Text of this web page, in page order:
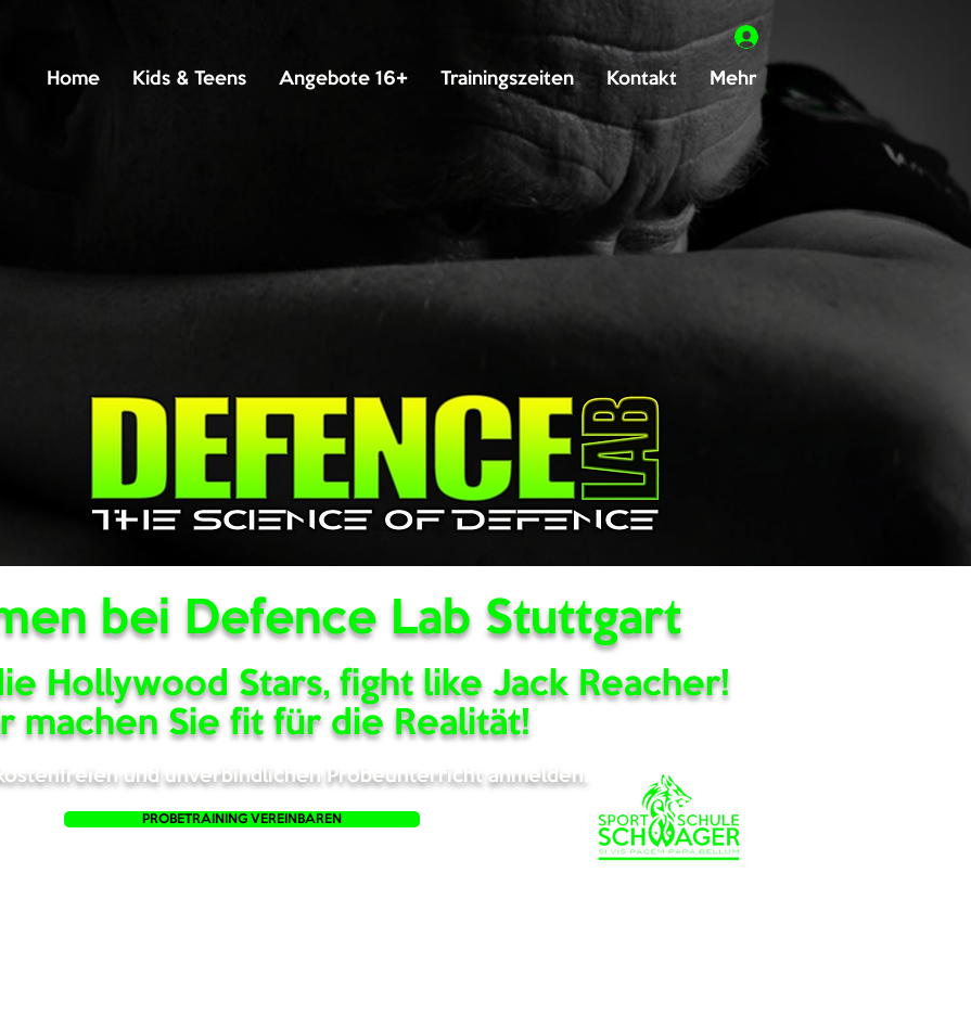
Home Kids & Teens Angebote 16+ Trainingszeiten Kontakt Mehr
bei Defence Lab Stuttgart
Hollywood Stars, fight like Jack Reacher!
machen Sie fit für die Realität!
und unverbindlichen Probeunterricht anmelden.
PROBETRAINING VEREINBAREN